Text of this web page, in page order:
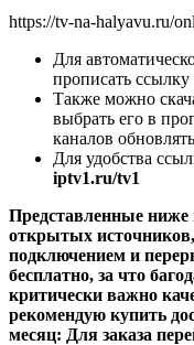
https://tv-na-halyavu.ru/
Для
прописать ссылку
Также можно
выбрать его в
каналов
Для удобства
iptv1.ru/tv1
Представленные ниже
открытых
подключением и
бесплатно, за что
критически важно
рекомендую купить
месяц: Для заказа